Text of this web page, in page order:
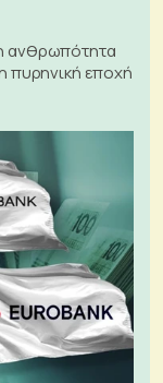
ανθρωπότητα
πυρηνική εποχή